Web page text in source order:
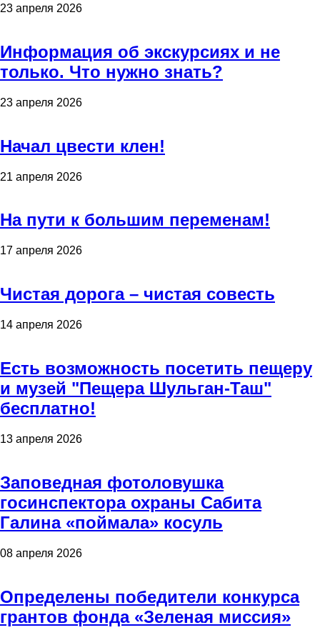
23 апреля 2026
Информация об экскурсиях и не
только. Что нужно знать?
23 апреля 2026
Начал цвести клен!
21 апреля 2026
На пути к большим переменам!
17 апреля 2026
Чистая дорога – чистая совесть
14 апреля 2026
Есть возможность посетить пещеру
и музей "Пещера Шульган-Таш"
бесплатно!
13 апреля 2026
Заповедная фотоловушка
госинспектора охраны Сабита
Галина «поймала» косуль
08 апреля 2026
Определены победители конкурса
грантов фонда «Зеленая миссия»